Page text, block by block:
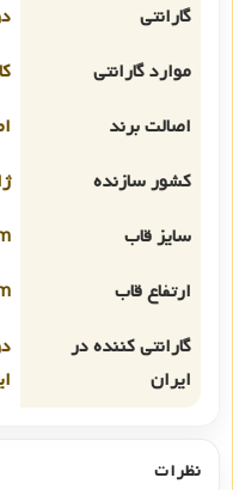
گارانتی
موارد گارانتی
اصالت برند
کشور سازنده
سایز قاب
ارتفاع قاب
گارانتی کننده در
ایران
نظرات